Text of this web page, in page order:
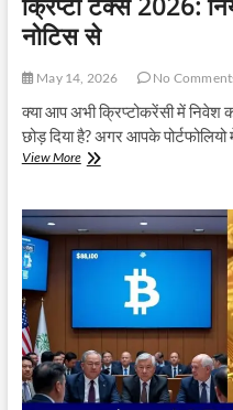
नोटिस से
May 14, 2026 No
क्या आप अभी क्रिप्टोकरेंसी में निवेश
छोड़ दिया है? अगर आपके
View Moreक्रिप्टो
नियम
सख्त,
जानें
से